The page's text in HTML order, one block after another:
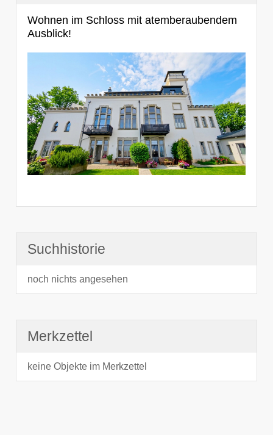
Wohnen im Schloss mit atemberaubendem
Ausblick!
Suchhistorie
noch nichts angesehen
Merkzettel
keine Objekte im Merkzettel